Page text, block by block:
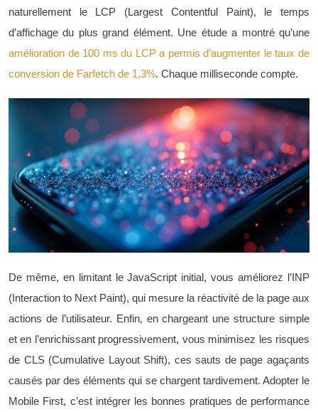
naturellement le LCP (Largest Contentful Paint), le temps
d’affichage du plus grand élément. Une étude a montré qu’une
amélioration de 100 ms du LCP a permis d’augmenter le taux de
conversion de Farfetch de 1,3%. Chaque milliseconde compte.
De même, en limitant le JavaScript initial, vous améliorez l’INP
(Interaction to Next Paint), qui mesure la réactivité de la page aux
actions de l’utilisateur. Enfin, en chargeant une structure simple
et en l’enrichissant progressivement, vous minimisez les risques
de CLS (Cumulative Layout Shift), ces sauts de page agaçants
causés par des éléments qui se chargent tardivement. Adopter le
Mobile First, c’est intégrer les bonnes pratiques de performance